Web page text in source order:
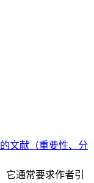
文献（重要性、分
通常要求作者引